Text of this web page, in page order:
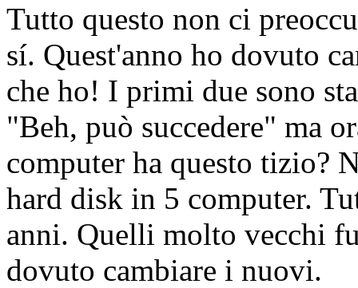
Tutto questo non ci
sí. Quest'anno ho dovuto
che ho! I primi due sono
"Beh, può succedere" ma
computer ha questo tizio?
hard disk in 5 computer.
anni. Quelli molto vecchi
dovuto cambiare i nuovi.